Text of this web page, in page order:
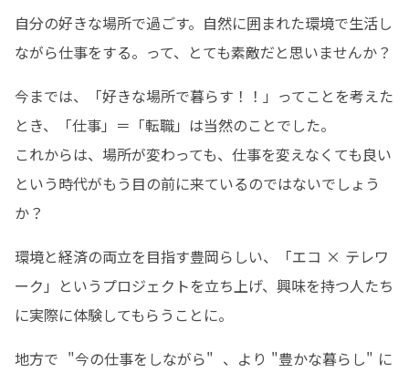
自分の好きな場所で過ごす。自然に囲まれた環境で生活し
ながら仕事をする。って、とても素敵だと思いませんか？
今までは、「好きな場所で暮らす！！」ってことを考えた
とき、「仕事」＝「転職」は当然のことでした。
これからは、場所が変わっても、仕事を変えなくても良い
という時代がもう目の前に来ているのではないでしょう
か？
環境と経済の両立を目指す豊岡らしい、「エコ × テレワ
ーク」というプロジェクトを立ち上げ、興味を持つ人たち
に実際に体験してもらうことに。
地方で  "今の仕事をしながら"  、より "豊かな暮らし" に